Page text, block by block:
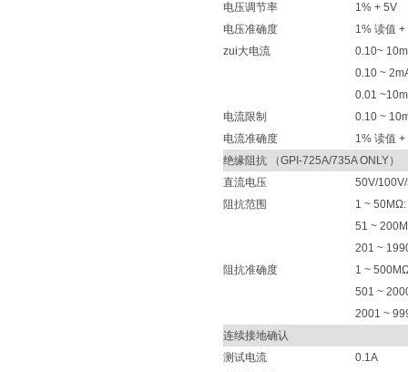
电压调节率
1% + 5V
电压准确度
1% 读值 +
zui大电流
0.10~
0.10 ~
0.01
电流限制
0.10 ~
电流准确度
1% 读值
绝缘阻抗 （GPI-725A/735A ONLY）
直流电压
50V/
阻抗范围
1 ~
51 ~
201 ~
阻抗准确度
1 ~
501 ~
2001 ~
连续接地确认
测试电流
0.1A